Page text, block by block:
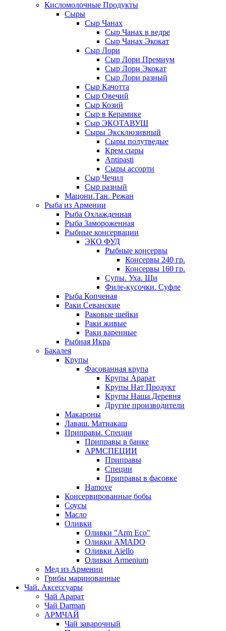
Кисломолочные Продукты
Сыры
Сыр Чанах
Сыр Чанах в ведре
Сыр Чанах Экокат
Сыр Лори
Сыр Лори Премиум
Сыр Лори Экокат
Сыр Лори разный
Сыр Качотта
Сыр Овечий
Сыр Козий
Сыр в Керамике
Сыр ЭКОТАВУШ
Сыры Эксклюзивный
Сыры полутведые
Крем сыры
Antipasti
Сыры ассорти
Сыр Чечил
Сыр разный
Мацони.Тан. Режан
Рыба из Армении
Рыба Охлажденная
Рыба Замороженная
Рыбные консервации
ЭКО ФУД
Рыбные консервы
Консервы 240 гр.
Консервы 160 гр.
Супы. Уха. Щи
Филе-кусочки. Суфле
Рыба Копченая
Раки Севанские
Раковые шейки
Раки живые
Раки варенные
Рыбная Икра
Бакалея
Крупы
Фасованная крупа
Крупы Арарат
Крупы Нат Продукт
Крупы Наша Деревня
Другие производители
Макароны
Лаваш. Матнакаш
Приправы. Специи
Приправы в банке
АРМСПЕЦИИ
Приправы
Специи
Приправы в фасовке
Hamove
Консервированные бобы
Соусы
Масло
Оливки
Оливки "Arm Eco"
Оливки AMADO
Оливки Aiello
Оливки Armenium
Мед из Армении
Грибы маринованные
Чай. Аксессуары
Чай Арарат
Чай Darman
АРМЧАЙ
Чай заварочный